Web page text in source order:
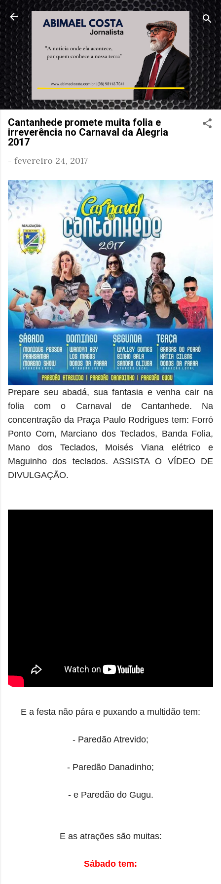
Pular para o conteúdo principal
Cantanhede promete muita folia e
irreverência no Carnaval da Alegria
2017
- fevereiro 24, 2017
Prepare seu abadá, sua fantasia e venha cair na
folia com o Carnaval de Cantanhede. Na
concentração da Praça Paulo Rodrigues tem: Forró
Ponto Com, Marciano dos Teclados, Banda Folia,
Mano dos Teclados, Moisés Viana elétrico e
Maguinho dos teclados. ASSISTA O VÍDEO DE
DIVULGAÇÃO.
E a festa não pára e puxando a multidão tem:
- Paredão Atrevido;
- Paredão Danadinho;
- e Paredão do Gugu.
E as atrações são muitas:
Sábado tem: